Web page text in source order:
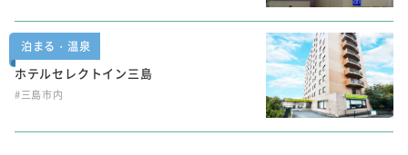
泊まる・温泉
ホテルセレクトイン三島
#三島市内